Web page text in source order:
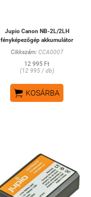
Jupio Canon NB-2L/2LH
fényképezőgép akkumulátor
Cikkszám:CCA0007
12 995 Ft
(12 995 / db)
 KOSÁRBA